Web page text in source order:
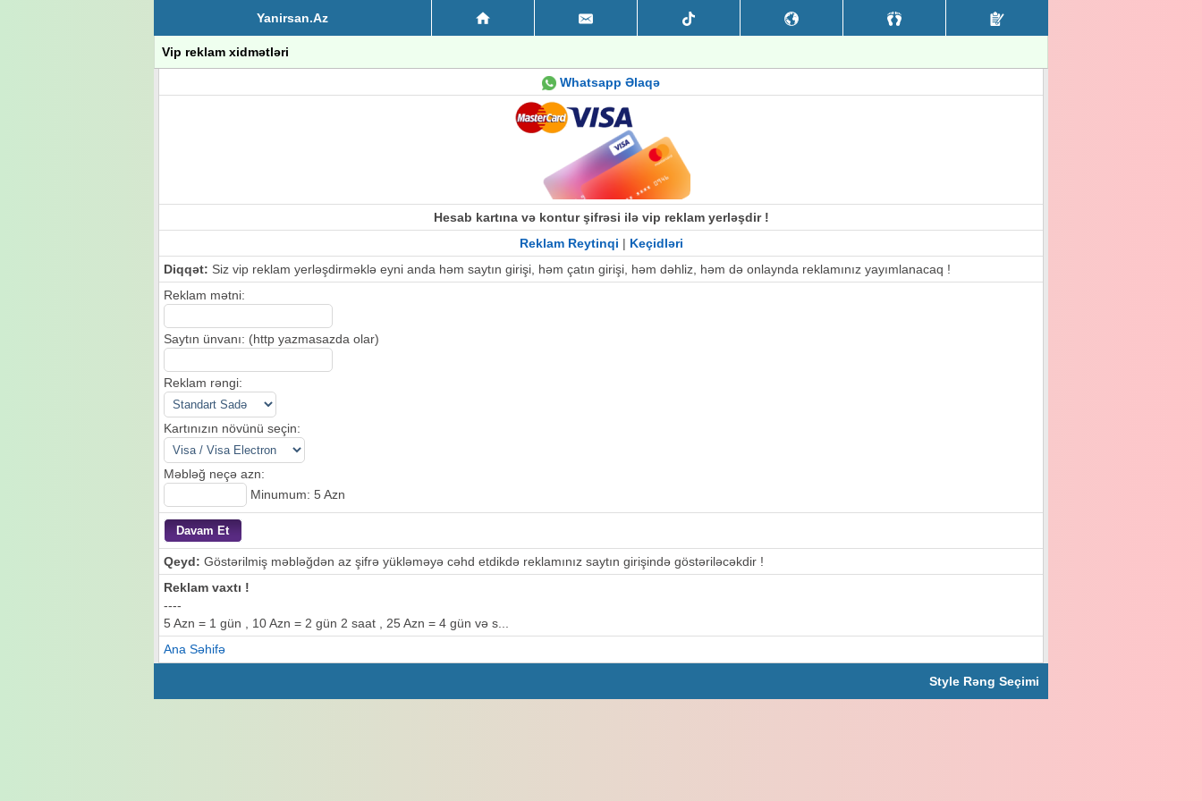
Yanirsan.Az
Vip reklam xidmətləri
Whatsapp Əlaqə
Hesab kartına və kontur şifrəsi ilə vip reklam yerləşdir !
Reklam Reytinqi | Keçidləri
Diqqət: Siz vip reklam yerləşdirməklə eyni anda həm saytın girişi, həm çatın girişi, həm dəhliz, həm də onlaynda reklamınız yayımlanacaq !
Reklam mətni:
Saytın ünvanı: (http yazmasazda olar)
Reklam rəngi:
Kartınızın növünü seçin:
Məbləğ neçə azn:
Minumum: 5 Azn
Qeyd: Göstərilmiş məbləğdən az şifrə yükləməyə cəhd etdikdə reklamınız saytın girişində göstəriləcəkdir !
Reklam vaxtı !
----
5 Azn = 1 gün , 10 Azn = 2 gün 2 saat , 25 Azn = 4 gün və s...
Ana Səhifə
Style Rəng Seçimi